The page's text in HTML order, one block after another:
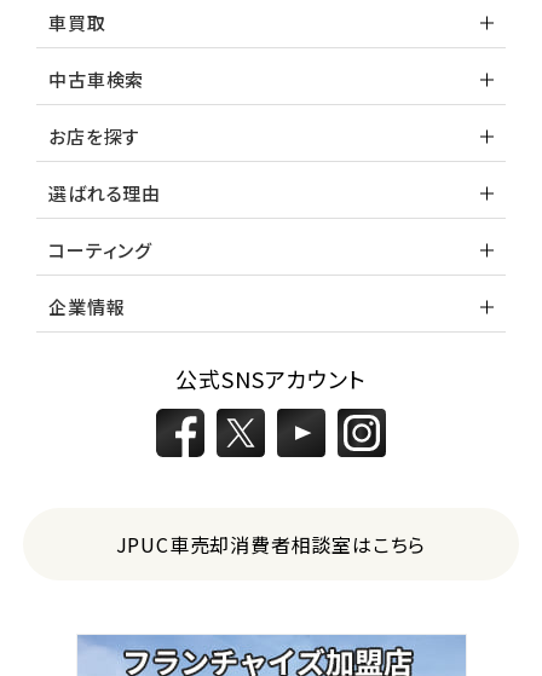
車買取
中古車検索
お店を探す
選ばれる理由
コーティング
企業情報
公式SNSアカウント
JPUC車売却消費者相談室はこちら